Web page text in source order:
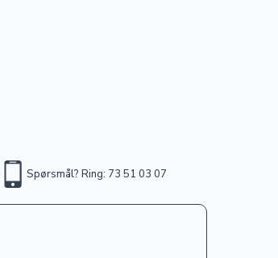
Spørsmål? Ring: 73 51 03 07